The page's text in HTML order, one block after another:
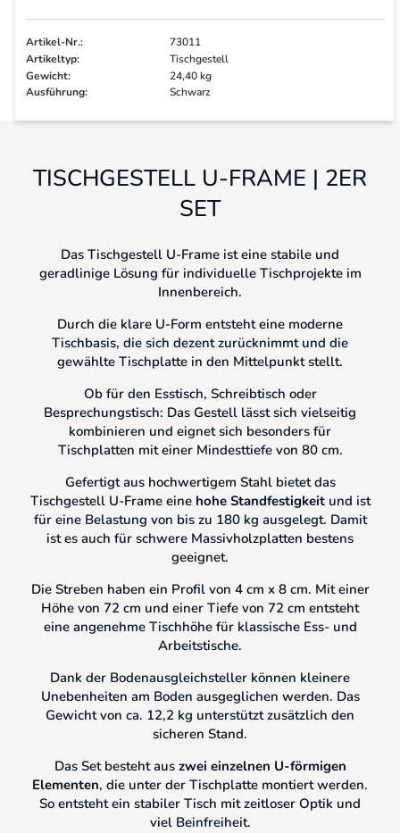
Artikel-Nr.:
73011
Artikeltyp:
Tischgestell
Gewicht:
24,40 kg
Ausführung:
Schwarz
TISCHGESTELL U-FRAME | 2ER
SET
Das Tischgestell U-Frame ist eine stabile und
geradlinige Lösung für individuelle Tischprojekte im
Innenbereich.
Durch die klare U-Form entsteht eine moderne
Tischbasis, die sich dezent zurücknimmt und die
gewählte Tischplatte in den Mittelpunkt stellt.
Ob für den Esstisch, Schreibtisch oder
Besprechungstisch: Das Gestell lässt sich vielseitig
kombinieren und eignet sich besonders für
Tischplatten mit einer Mindesttiefe von 80 cm.
Gefertigt aus hochwertigem Stahl bietet das
Tischgestell U-Frame eine hohe Standfestigkeitund ist
für eine Belastung von bis zu 180 kg ausgelegt. Damit
ist es auch für schwere Massivholzplatten bestens
geeignet.
Die Streben haben ein Profil von 4 cm x 8 cm. Mit einer
Höhe von 72 cm und einer Tiefe von 72 cm entsteht
eine angenehme Tischhöhe für klassische Ess- und
Arbeitstische.
Dank der Bodenausgleichsteller können kleinere
Unebenheiten am Boden ausgeglichen werden. Das
Gewicht von ca. 12,2 kg unterstützt zusätzlich den
sicheren Stand.
Das Set besteht aus zwei einzelnen U-förmigen
Elementen, die unter der Tischplatte montiert werden.
So entsteht ein stabiler Tisch mit zeitloser Optik und
viel Beinfreiheit.